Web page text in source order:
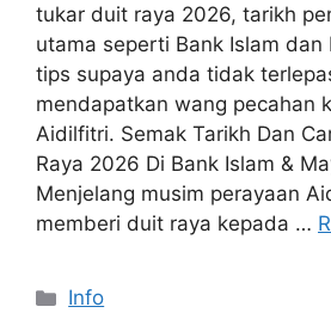
tukar duit raya 2026, tarikh
utama seperti Bank Islam
tips supaya anda tidak
mendapatkan wang pecahan
Aidilfitri. Semak Tarikh Dan
Raya 2026 Di Bank Islam &
Menjelang musim perayaan
memberi duit raya kepada …
Categories
Info